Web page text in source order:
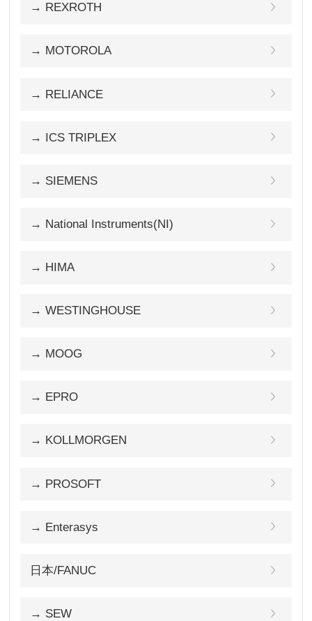
→ REXROTH
→ MOTOROLA
→ RELIANCE
→ ICS TRIPLEX
→ SIEMENS
→ National Instruments(NI)
→ HIMA
→ WESTINGHOUSE
→ MOOG
→ EPRO
→ KOLLMORGEN
→ PROSOFT
→ Enterasys
日本/FANUC
→ SEW